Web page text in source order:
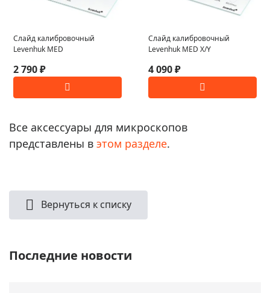
Слайд калибровочный
Levenhuk MED
2 790 ₽
Слайд калибровочный
Levenhuk MED X/Y
4 090 ₽
Все аксессуары для микроскопов
представлены в этом разделе.
Вернуться к списку
Последние новости